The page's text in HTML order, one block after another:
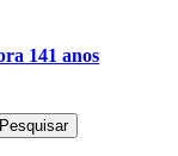
141 anos